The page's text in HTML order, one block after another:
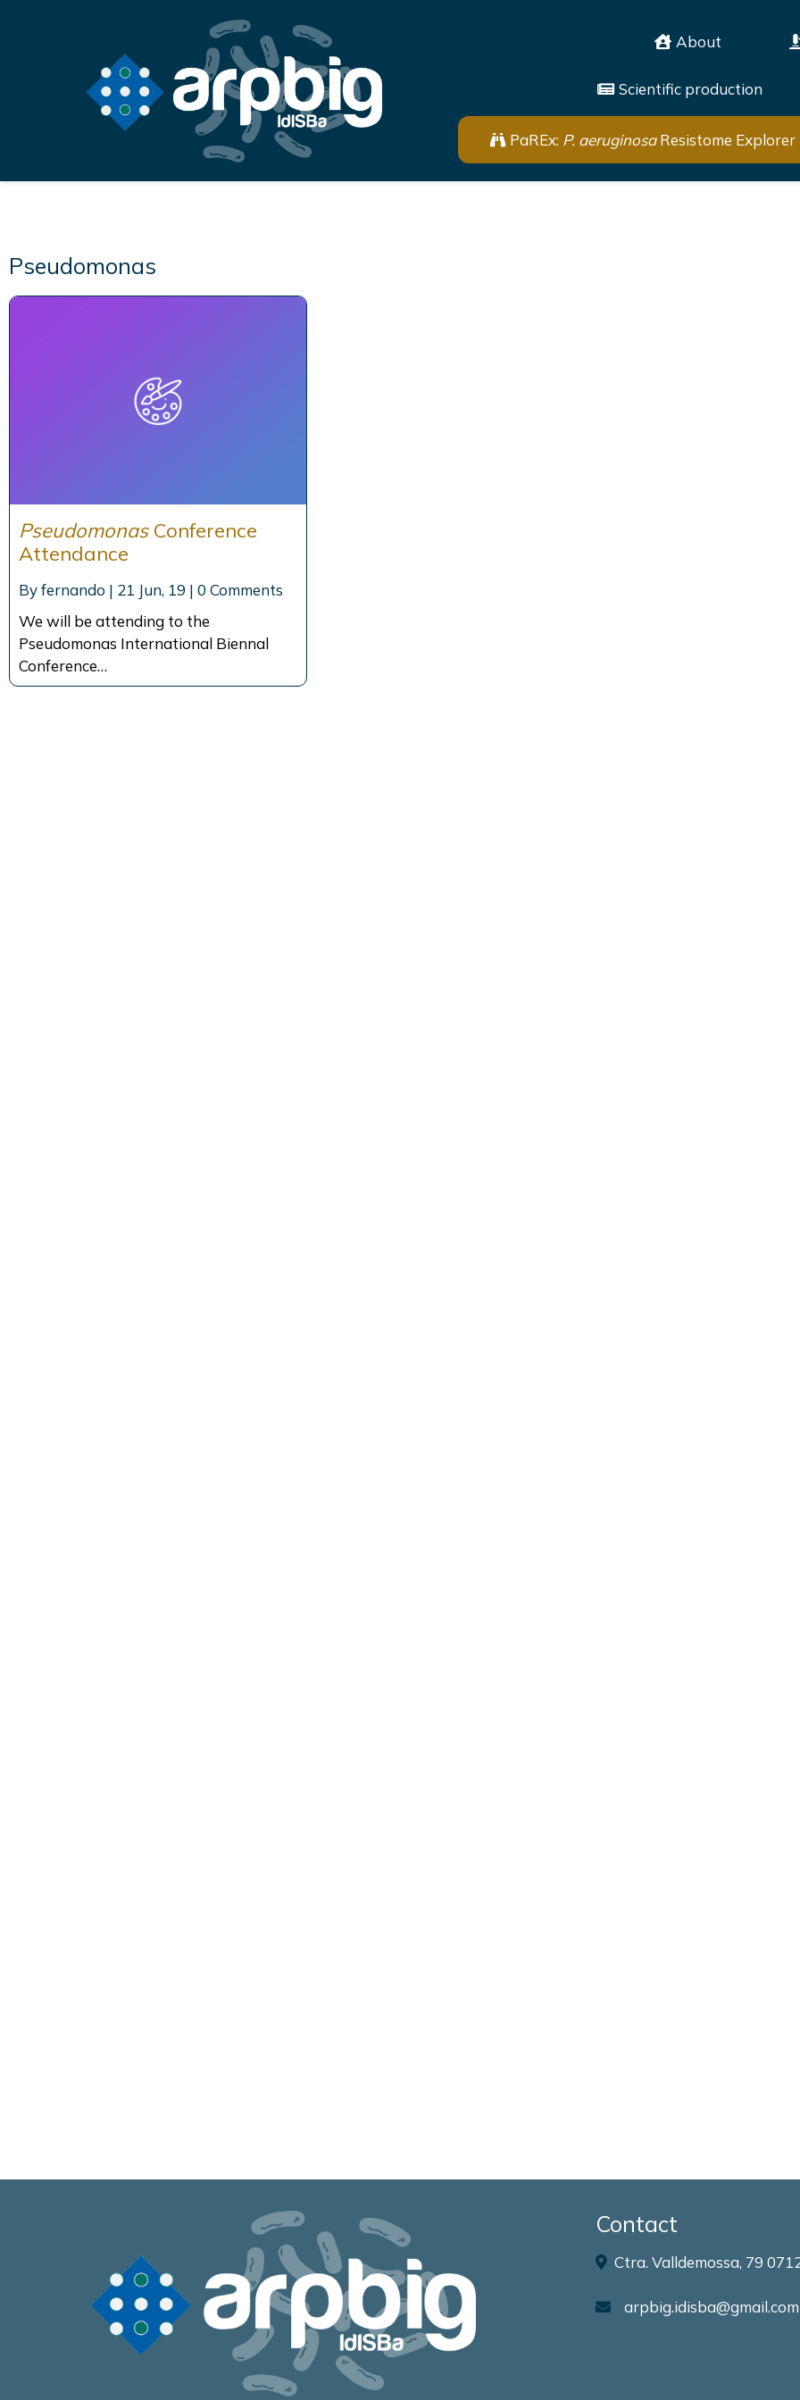
About
Scientific production
PaREx: P. aeruginosaResistome Explorer
Pseudomonas
PseudomonasConference
Attendance
Byfernando | 21 Jun, 19 | 0 Comments
We will be attending to the
Pseudomonas International Biennal
Conference…
Contact
Ctra. Valldemossa, 79
arpbig.idisba@gmail.com